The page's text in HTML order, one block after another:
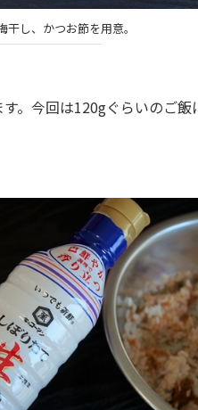
し、かつお節を用意。
。今回は120gぐらいのご